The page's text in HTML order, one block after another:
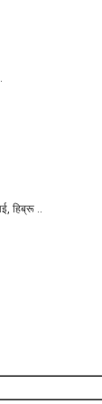
हिब्रू ..